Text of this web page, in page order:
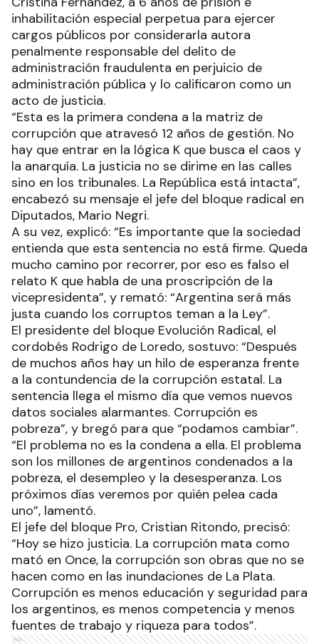
inhabilitación especial perpetua para ejercer
cargos públicos por considerarla autora
penalmente responsable del delito de
administración fraudulenta en perjuicio de
administración pública y lo calificaron como un
acto de justicia.
“Esta es la primera condena a la matriz de
corrupción que atravesó 12 años de gestión. No
hay que entrar en la lógica K que busca el caos y
la anarquía. La justicia no se dirime en las calles
sino en los tribunales. La República está intacta”,
encabezó su mensaje el jefe del bloque radical en
Diputados, Mario Negri.
A su vez, explicó: “Es importante que la sociedad
entienda que esta sentencia no está firme. Queda
mucho camino por recorrer, por eso es falso el
relato K que habla de una proscripción de la
vicepresidenta”, y remató: “Argentina será más
justa cuando los corruptos teman a la Ley”.
El presidente del bloque Evolución Radical, el
cordobés Rodrigo de Loredo, sostuvo: “Después
de muchos años hay un hilo de esperanza frente
a la contundencia de la corrupción estatal. La
sentencia llega el mismo día que vemos nuevos
datos sociales alarmantes. Corrupción es
pobreza”, y bregó para que “podamos cambiar”.
“El problema no es la condena a ella. El problema
son los millones de argentinos condenados a la
pobreza, el desempleo y la desesperanza. Los
próximos días veremos por quién pelea cada
uno”, lamentó.
El jefe del bloque Pro, Cristian Ritondo, precisó:
“Hoy se hizo justicia. La corrupción mata como
mató en Once, la corrupción son obras que no se
hacen como en las inundaciones de La Plata.
Corrupción es menos educación y seguridad para
los argentinos, es menos competencia y menos
fuentes de trabajo y riqueza para todos”.
Ads